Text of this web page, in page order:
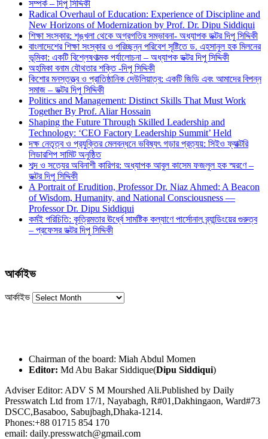
সম্পর্ক – দিপু সিদ্দিকী
Radical Overhaul of Education: Experience of Discipline and
New Horizons of Modernization by Prof. Dr. Dipu Siddiqui
শিক্ষা সংস্কার: শৃঙ্খলা থেকে অগ্রগতির সম্ভাবনা- অধ্যাপক ডক্টর দিপু সিদ্দিকী
বাংলাদেশের শিক্ষা সংস্কার ও পরিচ্ছন্ন পরিবেশ সৃষ্টিতে ড. এহসানুল হক মিলনের
ভূমিকা: একটি বিশ্লেষণাত্মক পর্যালোচনা – অধ্যাপক ডক্টর দিপু সিদ্দিকী
অহমিকা বনাম যৌথতার শক্তি -দিপু সিদ্দিকী
কিশোর মনস্তত্ত্ব ও প্রাতিষ্ঠানিক দেউলিয়াত্ব: একটি জিডি এবং আমাদের বিপন্ন
সমাজ – ডক্টর দিপু সিদ্দিকী
Politics and Management: Distinct Skills That Must Work
Together By Prof. Aliar Hossain
Shaping the Future Through Skilled Leadership and
Technology: ‘CEO Factory Leadership Summit’ Held
দক্ষ নেতৃত্ব ও প্রযুক্তির মেলবন্ধনে ভবিষ্যৎ গড়ার প্রত্যয়: সিইও ফ্যাক্টরি
লিডারশিপ সামিট অনুষ্ঠিত
শব্দ ও সত্যের অবিনাশী কারিগর: অধ্যাপক আবুল কাসেম ফজলুল হক স্মরণে –
ডক্টর দিপু সিদ্দিকী
A Portrait of Erudition, Professor Dr. Niaz Ahmed: A Beacon
of Wisdom, Humanity, and National Consciousness —
Professor Dr. Dipu Siddiqui
কর্মই পরিচিতি: কৃত্রিমতার ঊর্ধ্বে সামষ্টিক কল্যাণে পার্সোনাল ব্র্যান্ডিংয়ের গুরুত্ব
– প্রফেসর ডক্টর দিপু সিদ্দিকী
আর্কাইভ
আর্কাইভ
Chairman of the board: Miah Abdul Momen
Editor: Md Abu Bakar Siddique(Dipu Siddiqui)
Adviser Editor: ADV S M Mourshed Ali.Published by Daily
Presswatch Ltd from 17/1, Nayabagh, R#01,Dakhingaon, Ward#73
DSCC,Basaboo, Sabujbagh,Dhaka-1214.
Phones:+88 01715 854 170
email: daily.presswatch@gmail.com